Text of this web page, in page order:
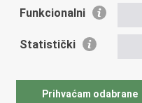
Funkcionalni
Statistički
Prihvaćam odabrane